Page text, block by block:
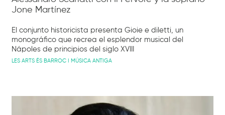
Jone Martínez
El conjunto historicista presenta Gioie e diletti, un
monográfico que recrea el esplendor musical del
Nápoles de principios del siglo XVIII
LES ARTS ÉS BARROC I MÚSICA ANTIGA